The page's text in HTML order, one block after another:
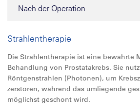
Nach der Operation
Strahlentherapie
Die Strahlentherapie ist eine bewährte
Behandlung von Prostatakrebs. Sie
Röntgenstrahlen (Photonen), um
zerstören, während das umliegende
möglichst geschont wird.